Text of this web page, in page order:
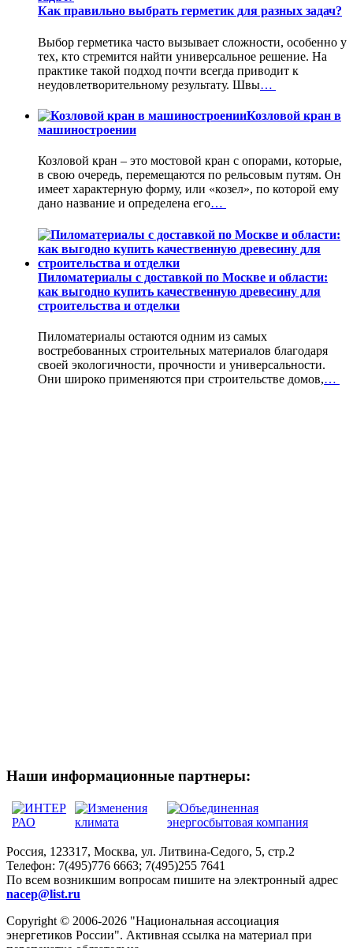
Как правильно выбрать герметик для разных задач?
Выбор герметика часто вызывает сложности, особенно у
тех, кто стремится найти универсальное решение. На
практике такой подход почти всегда приводит к
неудовлетворительному результату. Швы…
Козловой кран в
машиностроении
Козловой кран – это мостовой кран с опорами, которые,
в свою очередь, перемещаются по рельсовым путям. Он
имеет характерную форму, или «козел», по которой ему
дано название и определена его…
Пиломатериалы с доставкой по Москве и области:
как выгодно купить качественную древесину для
строительства и отделки
Пиломатериалы остаются одним из самых
востребованных строительных материалов благодаря
своей экологичности, прочности и универсальности.
Они широко применяются при строительстве домов,…
Наши информационные партнеры:
Россия, 123317, Москва, ул. Литвина-Седого, 5, стр.2
Телефон: 7(495)776 6663; 7(495)255 7641
По всем возникшим вопросам пишите на электронный адрес
nacep@list.ru
Copyright © 2006-2026 "Национальная ассоциация
энергетиков России". Активная ссылка на материал при